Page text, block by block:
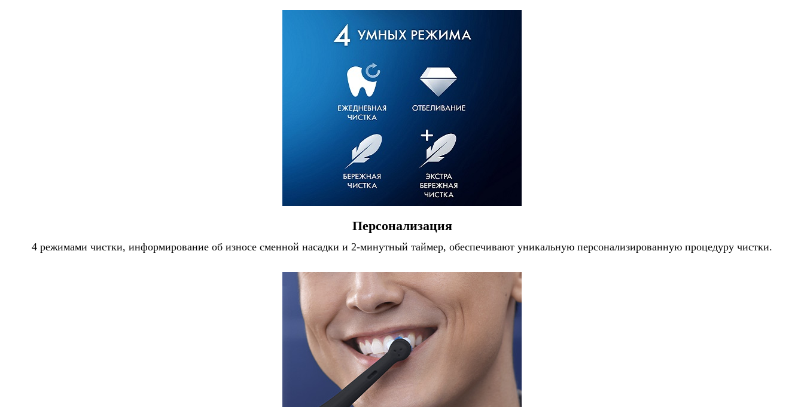
Персонализация
4 режимами чистки, информирование об износе сменной насадки и 2-минутный таймер, обеспечивают уникальную персонализированную процедуру чистки.